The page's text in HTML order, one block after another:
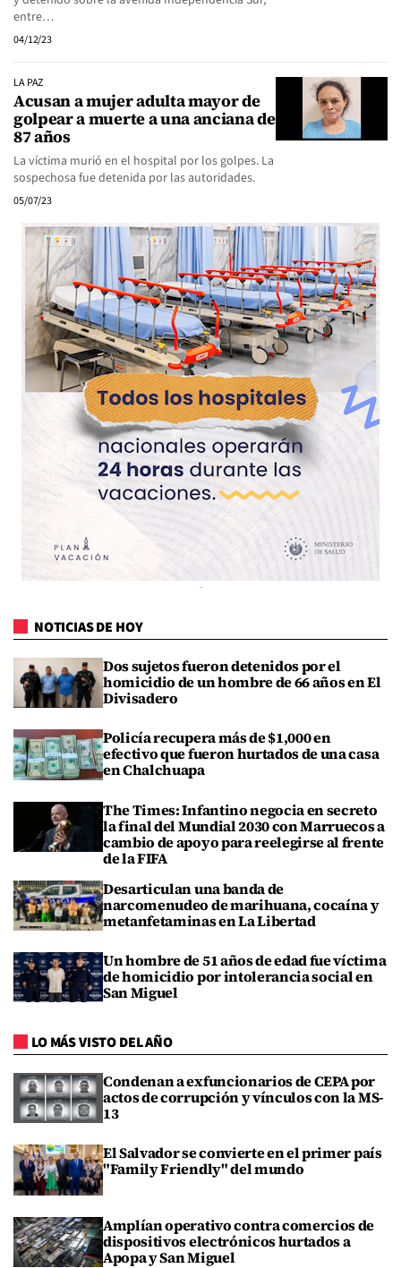
entre…
04/12/23
LA PAZ
Acusan a mujer adulta mayor de
golpear a muerte a una anciana de
87 años
La víctima murió en el hospital por los golpes. La
sospechosa fue detenida por las autoridades.
05/07/23
NOTICIAS DE HOY
Dos sujetos fueron detenidos por el
homicidio de un hombre de 66 años en El
Divisadero
Policía recupera más de $1,000 en
efectivo que fueron hurtados de una casa
en Chalchuapa
The Times: Infantino negocia en secreto
la final del Mundial 2030 con Marruecos a
cambio de apoyo para reelegirse al frente
de la FIFA
Desarticulan una banda de
narcomenudeo de marihuana, cocaína y
metanfetaminas en La Libertad
Un hombre de 51 años de edad fue víctima
de homicidio por intolerancia social en
San Miguel
LO MÁS VISTO DEL AÑO
Condenan a exfuncionarios de CEPA por
actos de corrupción y vínculos con la MS-
13
El Salvador se convierte en el primer país
"Family Friendly" del mundo
Amplían operativo contra comercios de
dispositivos electrónicos hurtados a
Apopa y San Miguel